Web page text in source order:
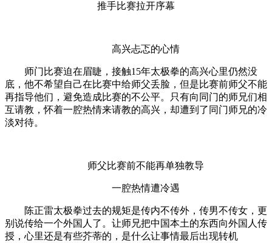
推手比赛拉开序幕
高兴忐忑的心情
师门比赛迫在眉睫，接触15年太极拳的高兴心里仍然没
底，他不希望自己在比赛中给师父丢脸，但是比赛前师父不能
再指导他们，避免造成比赛的不公平。只有向同门的师兄们相
互请教，怀着一腔热情来请教的高兴，却遭到了同门师兄的冷
淡对待。
师父比赛前不能再单独教导
一腔热情遭冷遇
陈正雷太极拳过去的规矩是传内不传外，传男不传女，更
别说传给一个外国人了。让师兄把中国本土的东西向外国人传
授，心里还是有些芥蒂的，是什么让事情最后出现转机